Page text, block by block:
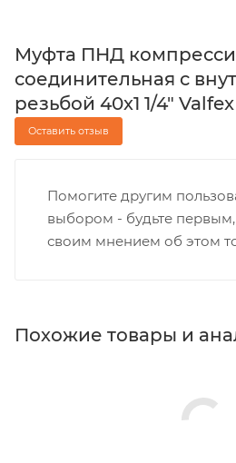
Муфта ПНД
соединительная c
резьбой 40х1 1/4"
Оставить отзыв
Помогите другим
выбором - будьте первым,
своим мнением об этом
Похожие товары и